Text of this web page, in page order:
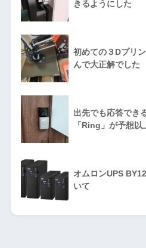
きるようにした
初めての３Dプリ
んで大正解でした
出先でも応答でき
「Ring」が予想以
オムロンUPS
いて